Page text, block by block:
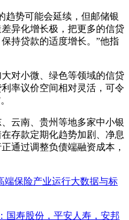
趋势可能会延续，但邮储银
异化增长极，把更多的信贷
持贷款的适度增长。”他指
对小微、绿色等领域的信贷
率议价空间相对灵活，可令
云南、贵州等地多家中小银
存款定期化趋势加剧、净息
通过调整负债端融资成本，
端保险产业运行大数据与标
国寿股份，平安人寿，安邦